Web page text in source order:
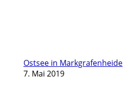
Ostsee in Markgrafenheide
7. Mai 2019